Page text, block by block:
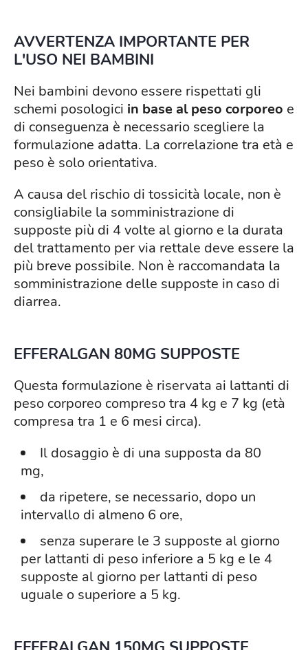
AVVERTENZA IMPORTANTE PER
L'USO NEI BAMBINI
Nei bambini devono essere rispettati gli
schemi posologici in base al peso corporeo e
di conseguenza è necessario scegliere la
formulazione adatta. La correlazione tra età e
peso è solo orientativa.
A causa del rischio di tossicità locale, non è
consigliabile la somministrazione di
supposte più di 4 volte al giorno e la durata
del trattamento per via rettale deve essere la
più breve possibile. Non è raccomandata la
somministrazione delle supposte in caso di
diarrea.
EFFERALGAN 80MG SUPPOSTE
Questa formulazione è riservata ai lattanti di
peso corporeo compreso tra 4 kg e 7 kg (età
compresa tra 1 e 6 mesi circa).
Il dosaggio è di una supposta da 80
mg,
da ripetere, se necessario, dopo un
intervallo di almeno 6 ore,
senza superare le 3 supposte al giorno
per lattanti di peso inferiore a 5 kg e le 4
supposte al giorno per lattanti di peso
uguale o superiore a 5 kg.